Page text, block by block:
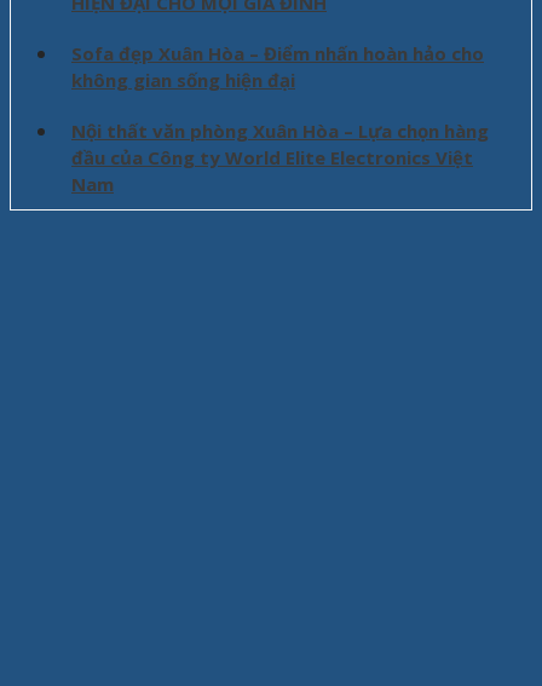
Sofa đẹp Xuân Hòa – Điểm nhấn hoàn hảo cho
không gian sống hiện đại
Nội thất văn phòng Xuân Hòa – Lựa chọn hàng
đầu của Công ty World Elite Electronics Việt
Nam